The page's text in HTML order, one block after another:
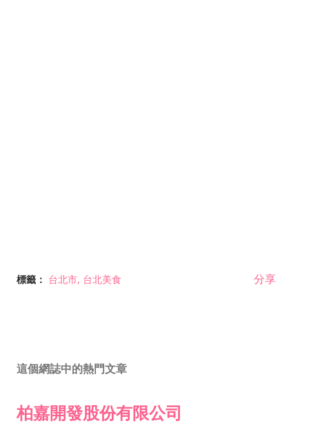
標籤： 台北市 台北美食 分享
這個網誌中的熱門文章
柏嘉開發股份有限公司